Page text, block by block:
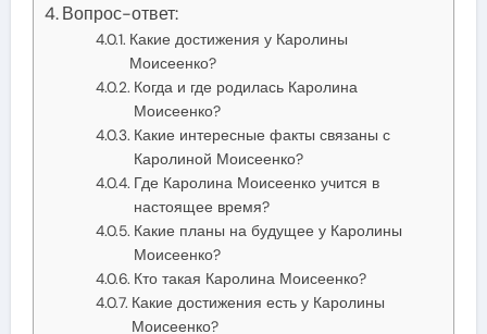
Вопрос-ответ:
Какие достижения у Каролины
Моисеенко?
Когда и где родилась Каролина
Моисеенко?
Какие интересные факты связаны с
Каролиной Моисеенко?
Где Каролина Моисеенко учится в
настоящее время?
Какие планы на будущее у Каролины
Моисеенко?
Кто такая Каролина Моисеенко?
Какие достижения есть у Каролины
Моисеенко?